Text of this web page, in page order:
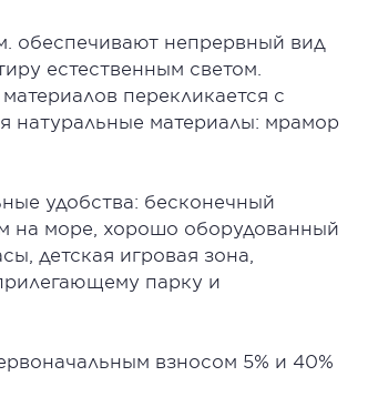
обеспечивают непрервный вид
естественным светом.
перекликается с
натуральные материалы: мрамор
удобства: бесконечный
на море, хорошо оборудованный
детская игровая зона,
парку и
взносом 5% и 40%